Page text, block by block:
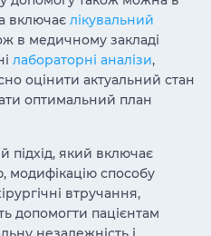
включає лікувальний
в медичному закладі
лабораторні аналізи,
оцінити актуальний стан
оптимальний план
підхід, який включає
модифікацію способу
втручання,
допомогти пацієнтам